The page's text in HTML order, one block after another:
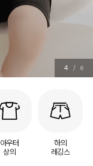
5 / 6
아우터
상의
하의
레깅스